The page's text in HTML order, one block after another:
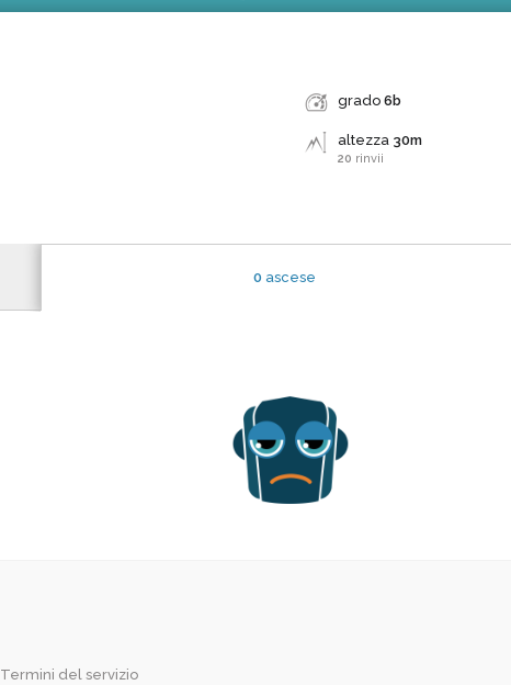
grado 6b
altezza 30m
20 rinvii
0 ascese
Termini del servizio